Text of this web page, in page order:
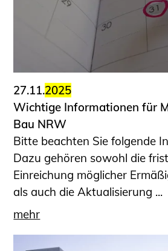
27.11.2025
Wichtige Informationen für
Bau NRW
Bitte beachten Sie folgende
Dazu gehören sowohl die
Einreichung möglicher
als auch die Aktualisierung ...
mehr